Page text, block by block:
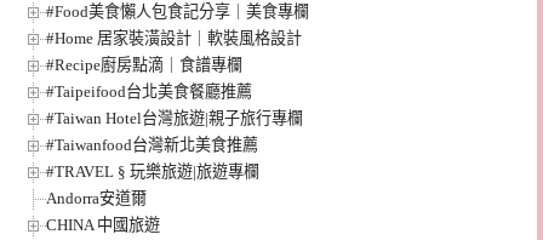
#Food美食懶人包食記分享｜美食專欄
#Home 居家裝潢設計｜軟裝風格設計
#Recipe廚房點滴｜食譜專欄
#Taipeifood台北美食餐廳推薦
#Taiwan Hotel台灣旅遊|親子旅行專欄
#Taiwanfood台灣新北美食推薦
#TRAVEL § 玩樂旅遊|旅遊專欄
Andorra安道爾
CHINA 中國旅遊